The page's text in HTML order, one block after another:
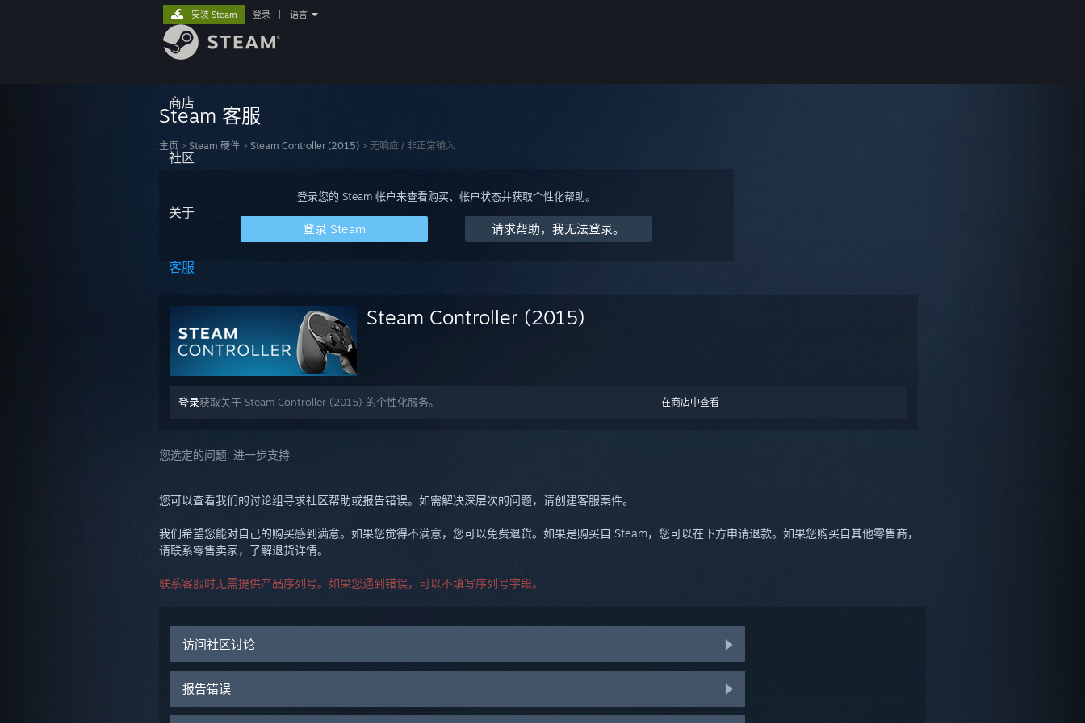
商店
社区
关于
客服
安装 Steam 登录 语言
Steam 客服
主页 > Steam 硬件 > Steam Controller (2015) > 无响应 / 非正常输入
登录您的 Steam 帐户来查看购买、帐户状态并获取个性化帮助。
登录 Steam 请求帮助，我无法登录。
Steam Controller (2015)
在商店中查看
登录获取关于 Steam Controller (2015) 的个性化服务。
您选定的问题: 进一步支持
您可以查看我们的讨论组寻求社区帮助或报告错误。如需解决深层次的问题，请创建客服案件。
我们希望您能对自己的购买感到满意。如果您觉得不满意，您可以免费退货。如果是购买自 Steam，您可以在下方申请退款。如果您购买自其他零售商，
请联系零售卖家，了解退货详情。
联系客服时无需提供产品序列号。如果您遇到错误，可以不填写序列号字段。
访问社区讨论
报告错误